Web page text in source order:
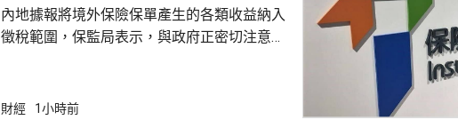
內地據報將境外保險保單產生的各類收益納入
徵稅範圍，保監局表示，與政府正密切注意內
境外投資收益必須依法申報及繳稅的要求一直
財經 1小時前